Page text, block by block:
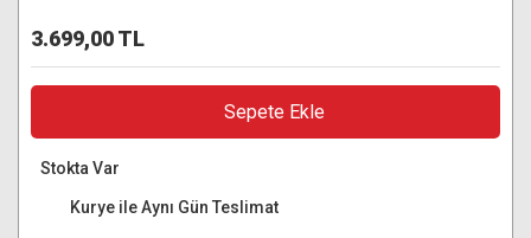
3.699,00 TL
Sepete Ekle
Stokta Var
Kurye ile Aynı Gün Teslimat